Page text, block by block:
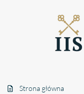
Strona główna